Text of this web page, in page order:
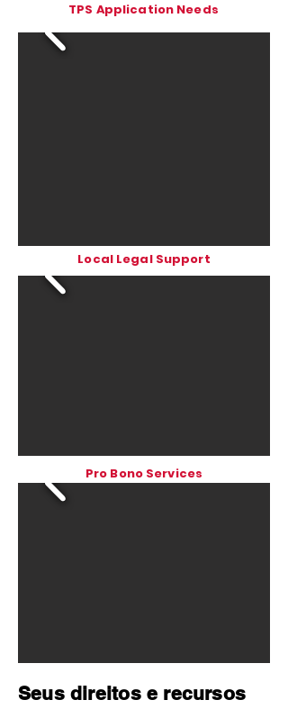
TPS Application Needs
Local Legal Support
Pro Bono Services
Seus direitos e recursos